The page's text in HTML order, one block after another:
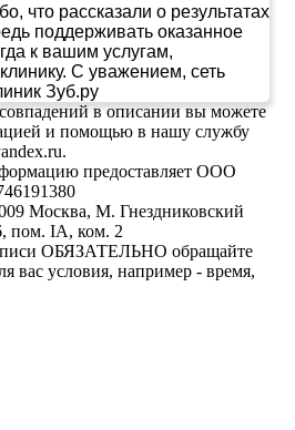
что рассказали о результатах
поддерживать оказанное
к вашим услугам,
С уважением, сеть
Зуб.ру
в описании вы можете
и помощью в нашу службу
предоставляет ООО
Москва, М. Гнездниковский
пом. IA, ком. 2
ОБЯЗАТЕЛЬНО обращайте
вас условия, например - время,